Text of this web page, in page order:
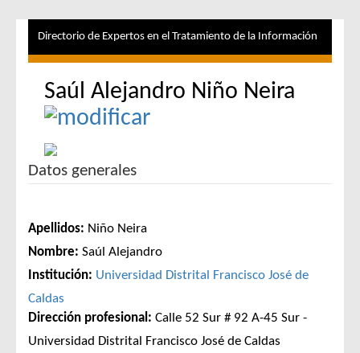
Directorio de Expertos en el Tratamiento de la Información
Saúl Alejandro Niño Neira
Datos generales
Apellidos: Niño Neira
Nombre: Saúl Alejandro
Institución: Universidad Distrital Francisco José de
Caldas
Dirección profesional: Calle 52 Sur # 92 A-45 Sur -
Universidad Distrital Francisco José de Caldas